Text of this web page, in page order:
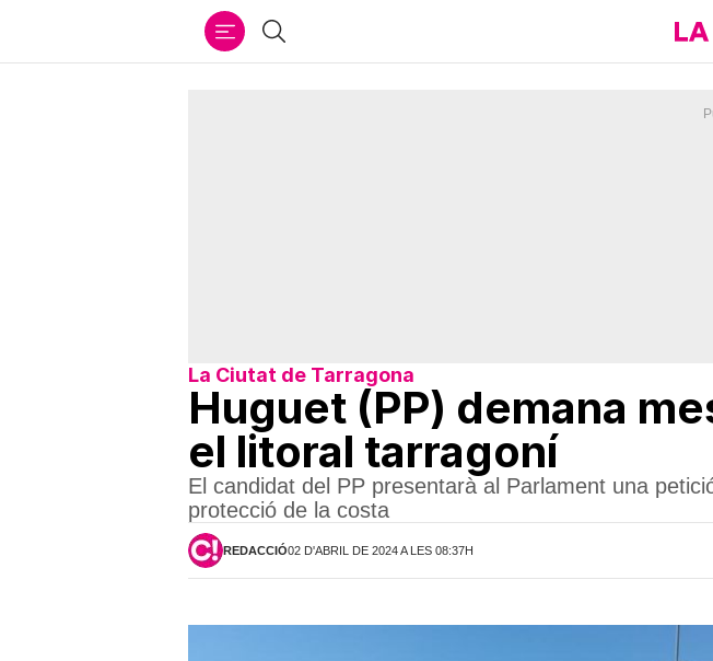
Cercar
La Ciutat de Tarragona
Huguet (PP) demana
el litoral tarragoní
El candidat del PP presentarà al Parlament una
protecció de la costa
REDACCIÓ02 D'ABRIL DE 2024 A LES 08:37H